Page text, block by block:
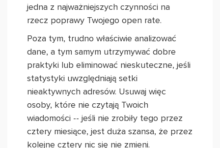
jedna z najważniejszych czynności na
rzecz poprawy Twojego open rate.
Poza tym, trudno właściwie analizować
dane, a tym samym utrzymywać dobre
praktyki lub eliminować nieskuteczne, jeśli
statystyki uwzględniają setki
nieaktywnych adresów. Usuwaj więc
osoby, które nie czytają Twoich
wiadomości -- jeśli nie zrobiły tego przez
cztery miesiące, jest duża szansa, że przez
kolejne cztery nic się nie zmieni.